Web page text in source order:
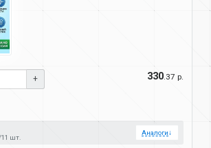
+ 330 .37 р.
11 шт.
Аналоги↓